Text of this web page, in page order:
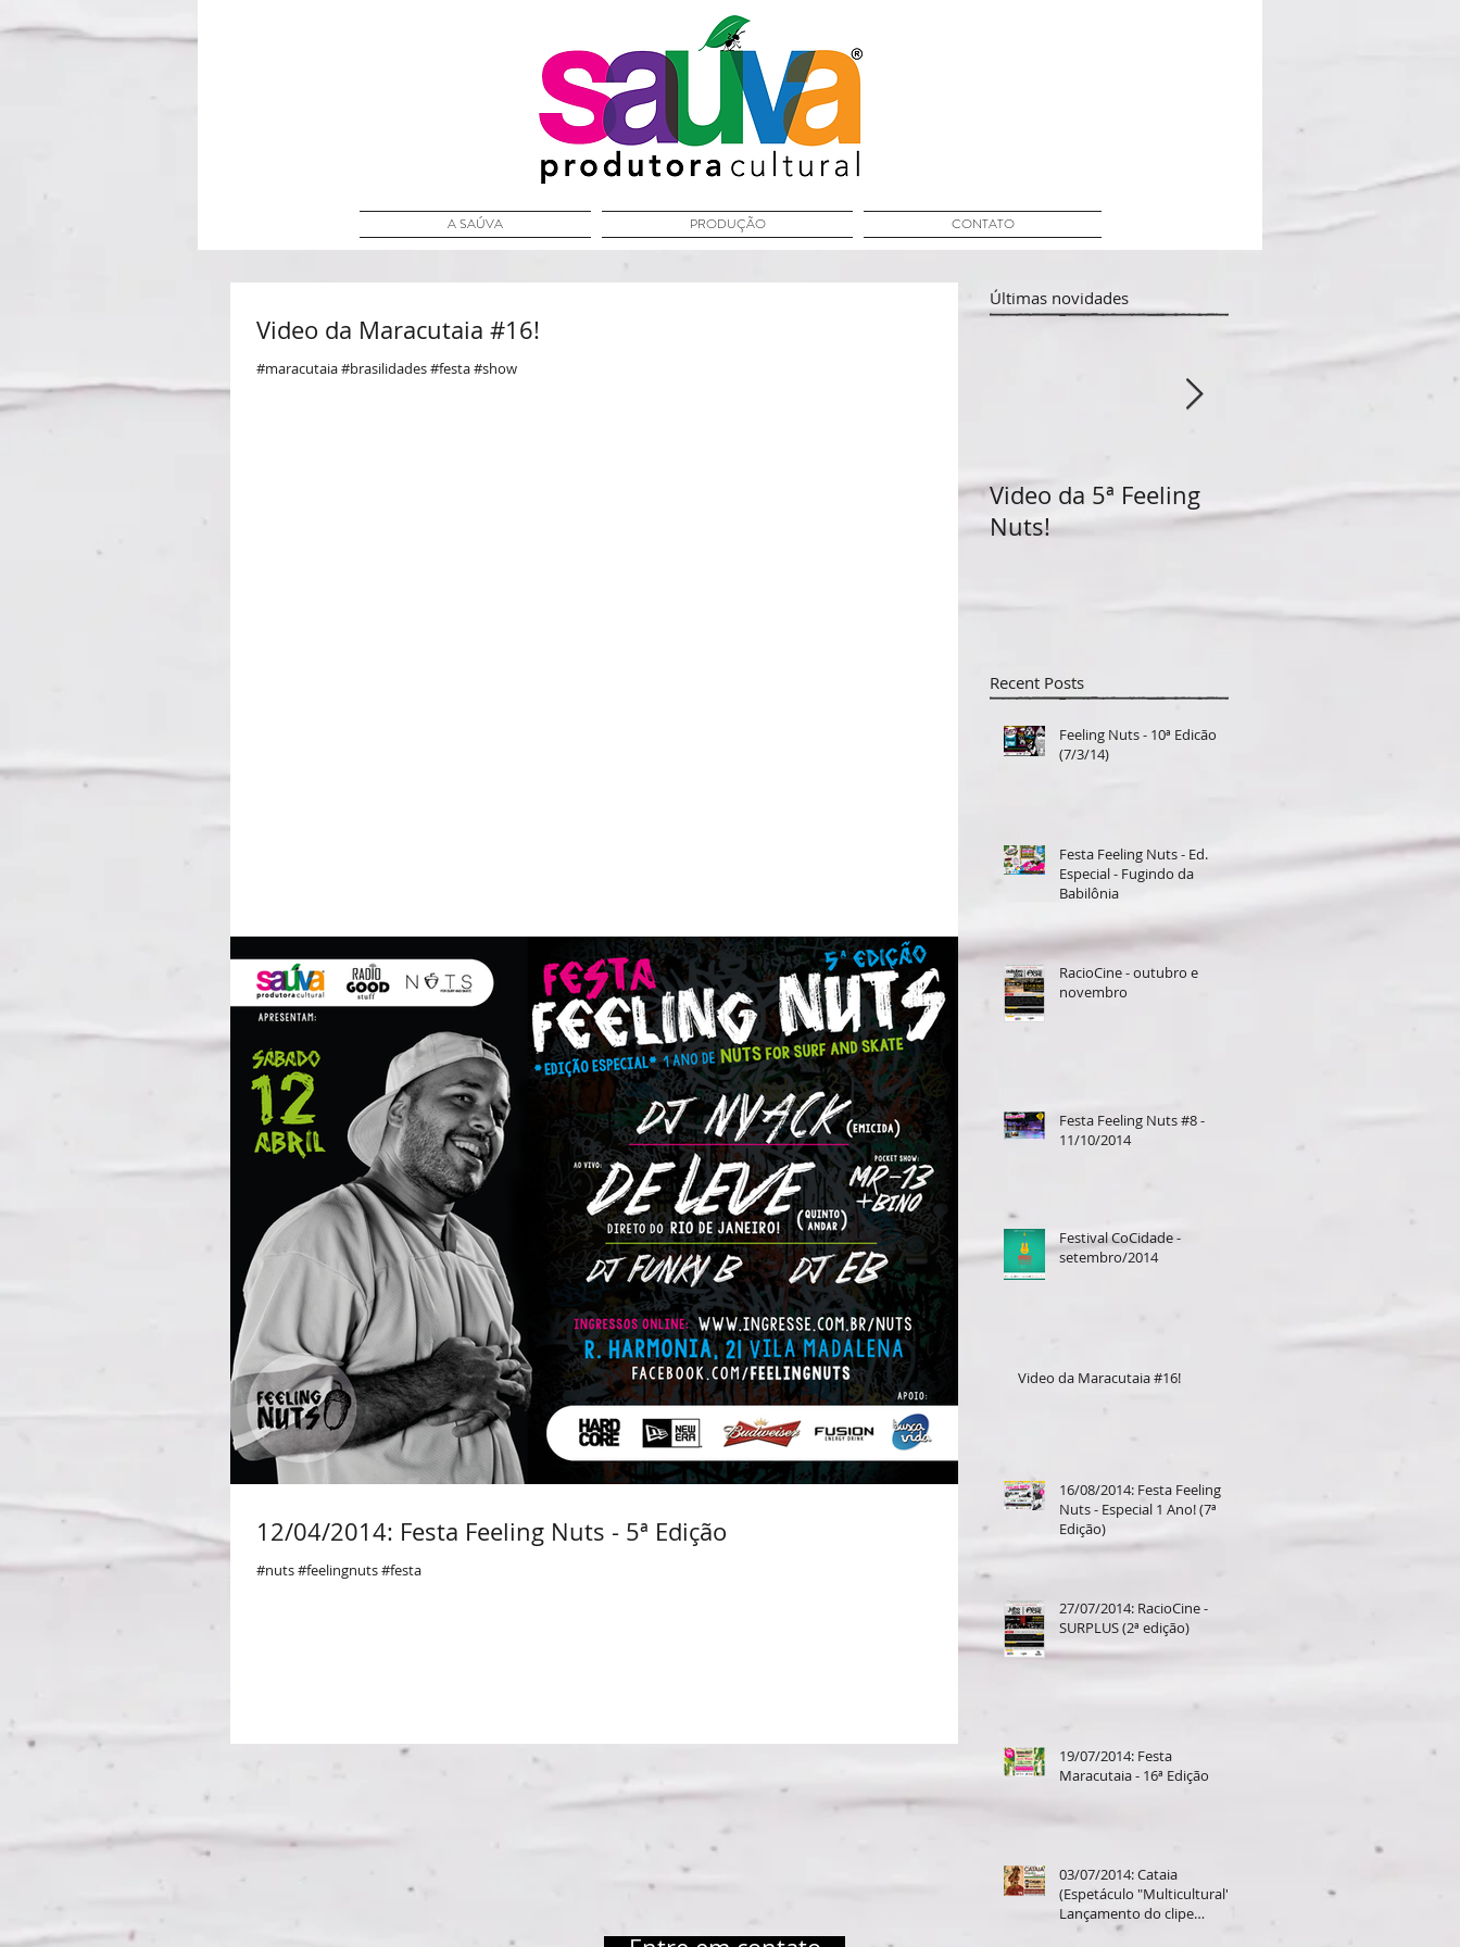
A SAÚVA PRODUÇÃO CONTATO
Video da Maracutaia #16!
#maracutaia #brasilidades #festa #show
12/04/2014: Festa Feeling Nuts - 5ª Edição
#nuts #feelingnuts #festa
Últimas novidades
Video da 5ª Feeling
Nuts!
12/04/2014: Festa
Feeling Nuts - 5ª
Recent Posts
Feeling Nuts - 10ª Edicão
(7/3/14)
Festa Feeling Nuts - Ed.
Especial - Fugindo da
Babilônia
RacioCine - outubro e
novembro
Festa Feeling Nuts #8 -
11/10/2014
Festival CoCidade -
setembro/2014
Video da Maracutaia #16!
16/08/2014: Festa Feeling
Nuts - Especial 1 Ano! (7ª
Edição)
27/07/2014: RacioCine -
SURPLUS (2ª edição)
19/07/2014: Festa
Maracutaia - 16ª Edição
03/07/2014: Cataia
(Espetáculo "Multicultural" +
Lançamento do clipe
"Caboclo Véio")